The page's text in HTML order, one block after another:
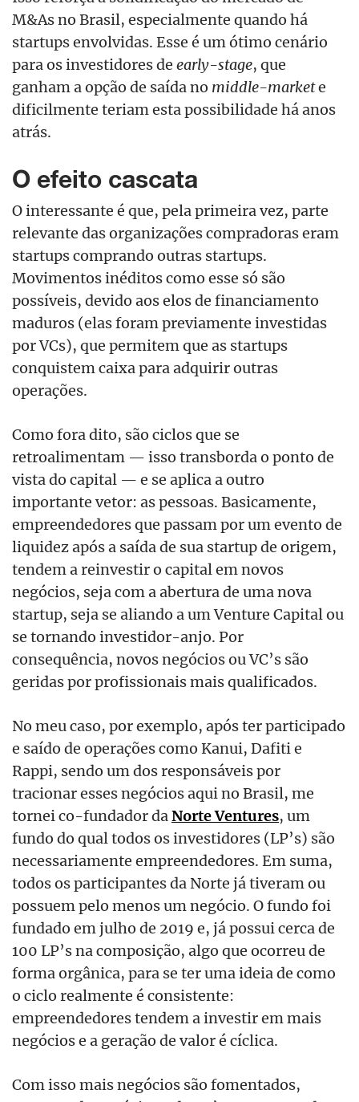
M&As no Brasil, especialmente quando há
startups envolvidas. Esse é um ótimo cenário
para os investidores de early-stage, que
ganham a opção de saída no middle-markete
dificilmente teriam esta possibilidade há anos
atrás.
O efeito cascata
O interessante é que, pela primeira vez, parte
relevante das organizações compradoras eram
startups comprando outras startups.
Movimentos inéditos como esse só são
possíveis, devido aos elos de financiamento
maduros (elas foram previamente investidas
por VCs), que permitem que as startups
conquistem caixa para adquirir outras
operações.
Como fora dito, são ciclos que se
retroalimentam — isso transborda o ponto de
vista do capital — e se aplica a outro
importante vetor: as pessoas. Basicamente,
empreendedores que passam por um evento de
liquidez após a saída de sua startup de origem,
tendem a reinvestir o capital em novos
negócios, seja com a abertura de uma nova
startup, seja se aliando a um Venture Capital ou
se tornando investidor-anjo. Por
consequência, novos negócios ou VC’s são
geridas por profissionais mais qualificados.
No meu caso, por exemplo, após ter participado
e saído de operações como Kanui, Dafiti e
Rappi, sendo um dos responsáveis por
tracionar esses negócios aqui no Brasil, me
tornei co-fundador daNorte Ventures, um
fundo do qual todos os investidores (LP’s) são
necessariamente empreendedores. Em suma,
todos os participantes da Norte já tiveram ou
possuem pelo menos um negócio. O fundo foi
fundado em julho de 2019 e, já possui cerca de
100 LP’s na composição, algo que ocorreu de
forma orgânica, para se ter uma ideia de como
o ciclo realmente é consistente:
empreendedores tendem a investir em mais
negócios e a geração de valor é cíclica.
Com isso mais negócios são fomentados,